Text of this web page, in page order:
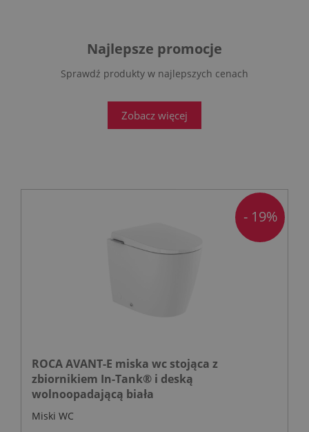
Najlepsze promocje
Sprawdź produkty w najlepszych cenach
Zobacz więcej
ROCA AVANT-E miska wc stojąca z
zbiornikiem In-Tank® i deską
wolnoopadającą biała
Miski WC
- 19%